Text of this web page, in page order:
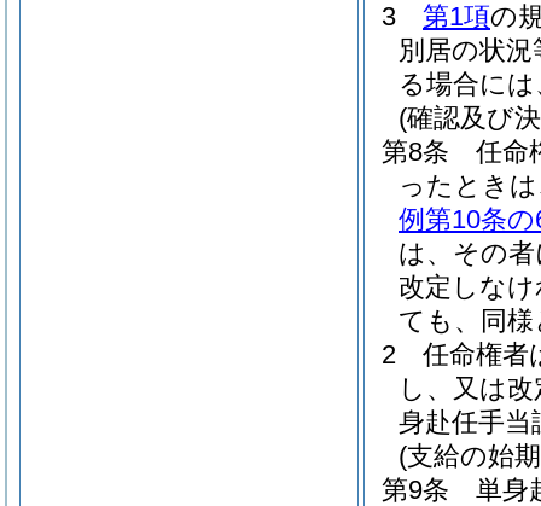
3
第1項の
別居の状
る場合には
(確認及び
第8条
任命
ったとき
例第10条
は、その
改定しな
ても、同
2
任命権者
し、又は
身赴任手当
(支給の始
第9条
単身